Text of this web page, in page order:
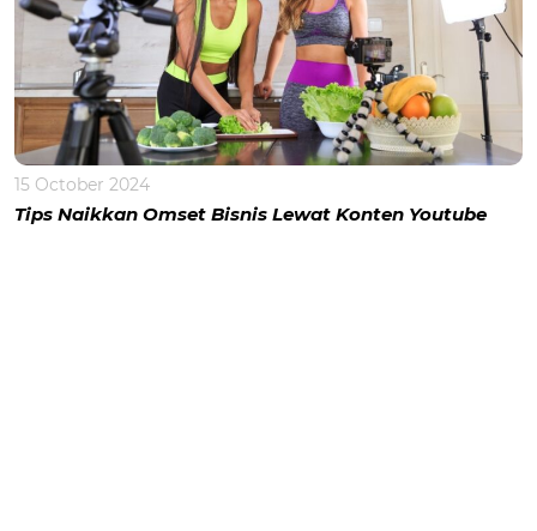
15 October 2024
Tips Naikkan Omset Bisnis Lewat Konten Youtube